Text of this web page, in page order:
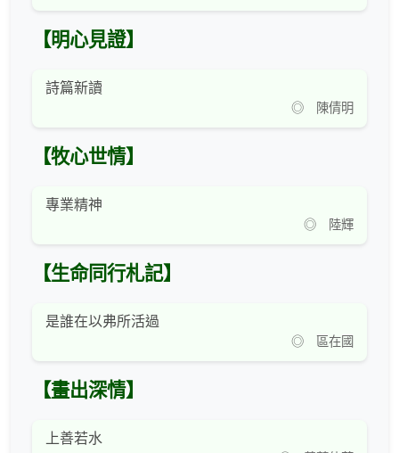
【明心見證】
詩篇新讀
◎ 陳倩明
【牧心世情】
專業精神
◎ 陸輝
【生命同行札記】
是誰在以弗所活過
◎ 區在國
【畫出深情】
上善若水